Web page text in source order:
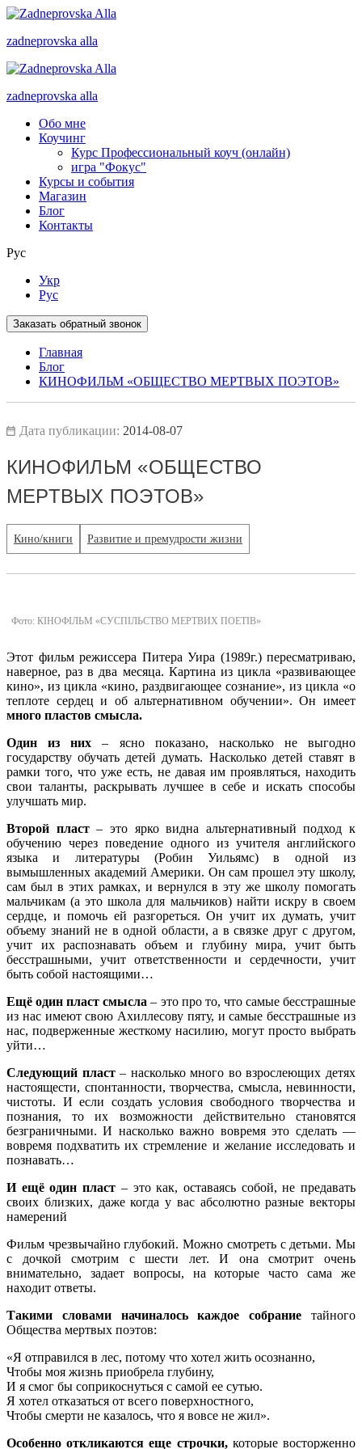
zadneprovska alla
zadneprovska alla
Обо мне
Коучинг
Курс Профессиональный коуч (онлайн)
игра "Фокус"
Курсы и события
Магазин
Блог
Контакты
Рус
Укр
Рус
Заказать обратный звонок
Главная
Блог
КИНОФИЛЬМ «ОБЩЕСТВО МЕРТВЫХ ПОЭТОВ»
Дата публикации: 2014-08-07
КИНОФИЛЬМ «ОБЩЕСТВО
МЕРТВЫХ ПОЭТОВ»
Кино/книги Развитие и премудрости жизни
Фото: КІНОФІЛЬМ «СУСПІЛЬСТВО МЕРТВИХ ПОЕТІВ»
Этот фильм режиссера Питера Уира (1989г.) пересматриваю,
наверное, раз в два месяца. Картина из цикла «развивающее
кино», из цикла «кино, раздвигающее сознание», из цикла «о
теплоте сердец и об альтернативном обучении». Он имеет
много пластов смысла.
Один из них – ясно показано, насколько не выгодно
государству обучать детей думать. Насколько детей ставят в
рамки того, что уже есть, не давая им проявляться, находить
свои таланты, раскрывать лучшее в себе и искать способы
улучшать мир.
Второй пласт– это ярко видна альтернативный подход к
обучению через поведение одного из учителя английского
языка и литературы (Робин Уильямс) в одной из
вымышленных академий Америки. Он сам прошел эту школу,
сам был в этих рамках, и вернулся в эту же школу помогать
мальчикам (а это школа для мальчиков) найти искру в своем
сердце, и помочь ей разгореться. Он учит их думать, учит
объему знаний не в одной области, а в связке друг с другом,
учит их распознавать объем и глубину мира, учит быть
бесстрашными, учит ответственности и сердечности, учит
быть собой настоящими…
Ещё один пласт смысла – это про то, что самые бесстрашные
из нас имеют свою Ахиллесову пяту, и самые бесстрашные из
нас, подверженные жесткому насилию, могут просто выбрать
уйти…
Следующий пласт– насколько много во взрослеющих детях
настоящести, спонтанности, творчества, смысла, невинности,
чистоты. И если создать условия свободного творчества и
познания, то их возможности действительно становятся
безграничными. И насколько важно вовремя это сделать —
вовремя подхватить их стремление и желание исследовать и
познавать…
И ещё один пласт – это как, оставаясь собой, не предавать
своих близких, даже когда у вас абсолютно разные векторы
намерений
Фильм чрезвычайно глубокий. Можно смотреть с детьми. Мы
с дочкой смотрим с шести лет. И она смотрит очень
внимательно, задает вопросы, на которые часто сама же
находит ответы.
Такими словами начиналось каждое собрание тайного
Общества мертвых поэтов:
«Я отправился в лес, потому что хотел жить осознанно,
Чтобы моя жизнь приобрела глубину,
И я смог бы соприкоснуться с самой ее сутью.
Я хотел отказаться от всего поверхностного,
Чтобы смерти не казалось, что я вовсе не жил».
Особенно откликаются еще строчки,которые восторженно